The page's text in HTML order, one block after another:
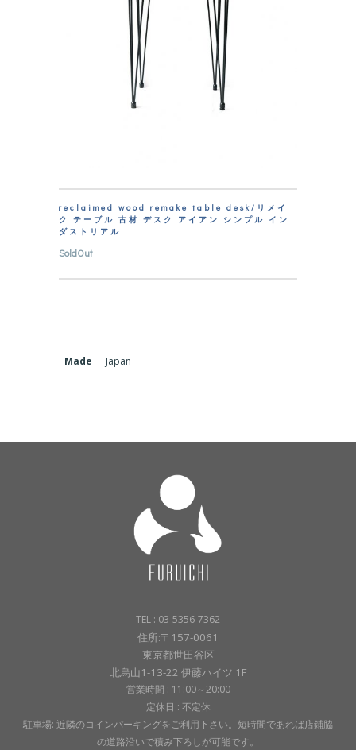
reclaimed wood remake table desk/リメイ
ク テーブル 古材 デスク アイアン シンプル イン
ダストリアル
SoldOut
Made Japan
TEL : 03-5356-7362
住所:〒157-0061
東京都世田谷区
北烏山1-13-22 伊藤ハイツ 1F
営業時間 : 11:00～20:00
定休日 : 不定休
駐車場: 近隣のコインパーキングをご利用下さい。短時間であれば店鋪脇
の道路沿いで積み下ろしが可能です。